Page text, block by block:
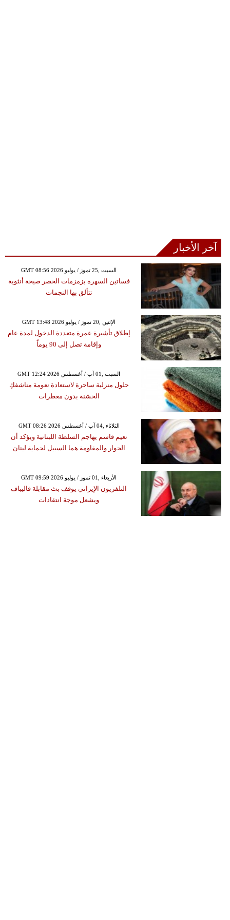
آخر الأخبار
GMT 08:56 2026 السبت ,25 تموز / يوليو
فساتين السهرة بزمزمات الخصر صيحة أنثوية
تتألق بها النجمات
GMT 13:48 2026 الإثنين ,20 تموز / يوليو
إطلاق تأشيرة عمرة متعددة الدخول لمدة عام
وإقامة تصل إلى 90 يوماً
GMT 12:24 2026 السبت ,01 آب / أغسطس
حلول منزلية ساحرة لاستعادة نعومة مناشفكِ
الخشنة بدون معطرات
GMT 08:26 2026 الثلاثاء ,04 آب / أغسطس
نعيم قاسم يهاجم السلطة اللبنانية ويؤكد أن
الحوار والمقاومة هما السبيل لحماية لبنان
GMT 09:59 2026 الأربعاء ,01 تموز / يوليو
التلفزيون الإيراني يوقف بث مقابلة قاليباف
ويشعل موجة انتقادات